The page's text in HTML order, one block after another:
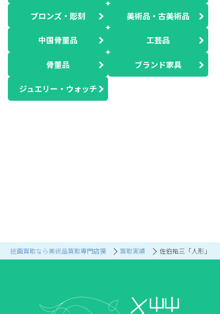
絵画買取なら美術品買取専門店獏 買取実績 佐伯祐三「人形」
ブロンズ・彫刻 美術品・古美術品
中国骨董品 工芸品
骨董品 ブランド家具
ジュエリー・ウォッチ